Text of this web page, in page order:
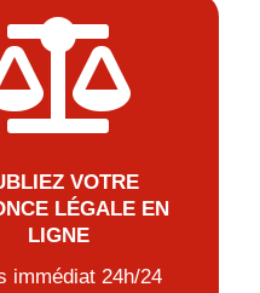
VOTRE
LÉGALE EN
LIGNE
immédiat 24h/24